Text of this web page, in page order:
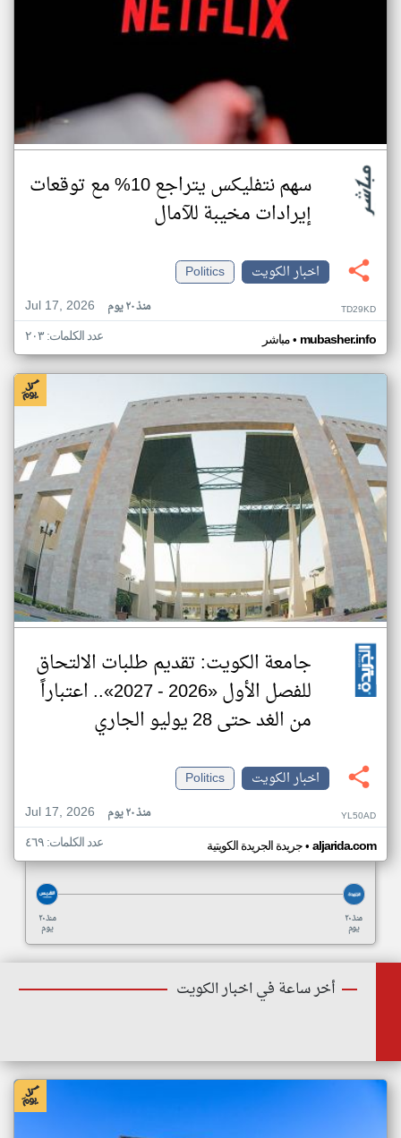
سهم نتفليكس يتراجع 10% مع توقعات
إيرادات مخيبة للآمال
اخبار الكويت
Politics
Jul 17, 2026
منذ ٢٠ يوم TD29KD
مباشر• mubasher.info عدد الكلمات: ٢٠٣
جامعة الكويت: تقديم طلبات الالتحاق
للفصل الأول «2026 - 2027».. اعتباراً
من الغد حتى 28 يوليو الجاري
اخبار الكويت
Politics
Jul 17, 2026
منذ ٢٠ يوم YL50AD
جريدة الجريدة الكويتية• aljarida.com عدد الكلمات: ٤٦٩
منذ ٢٠
يوم
منذ ٢٠
يوم
أخر ساعة في اخبار الكويت